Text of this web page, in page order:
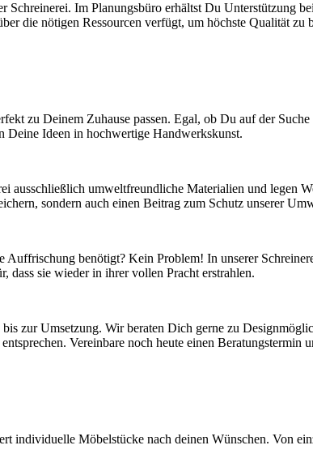
Im Planungsbüro erhältst Du Unterstützung
die nötigen Ressourcen verfügt, um höchste Qualität zu
zu Deinem Zuhause passen. Egal, ob Du auf der
Ideen in hochwertige Handwerkskunst.
umweltfreundliche Materialien und legen
sondern auch einen Beitrag zum Schutz unserer
benötigt? Kein Problem! In unserer
dass sie wieder in ihrer vollen Pracht erstrahlen.
zur Umsetzung. Wir beraten Dich gerne zu
Vereinbare noch heute einen
individuelle Möbelstücke nach deinen Wünschen. Von